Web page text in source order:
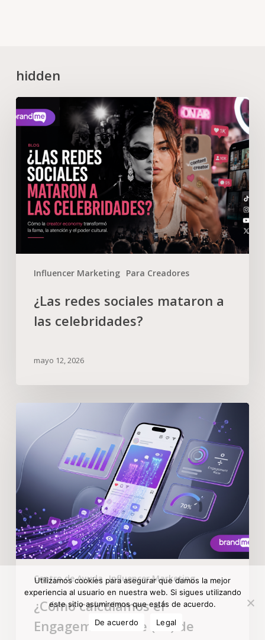
hidden
Influencer Marketing Para Creadores
¿Las redes sociales mataron a
las celebridades?
mayo 12, 2026
Centro de Ayuda Influencer Marketing
¿Cómo calculamos el
Engagement Rate (ER) de
Utilizamos cookies para asegurar que damos la mejor
experiencia al usuario en nuestra web. Si sigues utilizando
este sitio asumiremos que estás de acuerdo.
De acuerdo
Legal